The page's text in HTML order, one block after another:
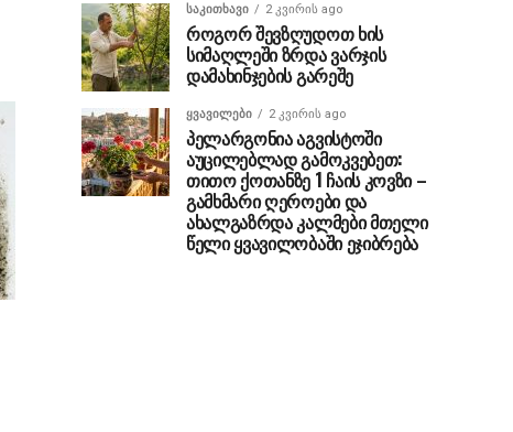
ᲡᲐᲙᲘᲗᲮᲐᲕᲘ 2 კვირის ago
როგორ შევზღუდოთ ხის
სიმაღლეში ზრდა ვარჯის
დამახინჯების გარეშე
ᲧᲕᲐᲕᲘᲚᲔᲑᲘ 2 კვირის ago
პელარგონია აგვისტოში
აუცილებლად გამოკვებეთ:
თითო ქოთანზე 1 ჩაის კოვზი –
გამხმარი ღეროები და
ახალგაზრდა კალმები მთელი
წელი ყვავილობაში ეჯიბრება